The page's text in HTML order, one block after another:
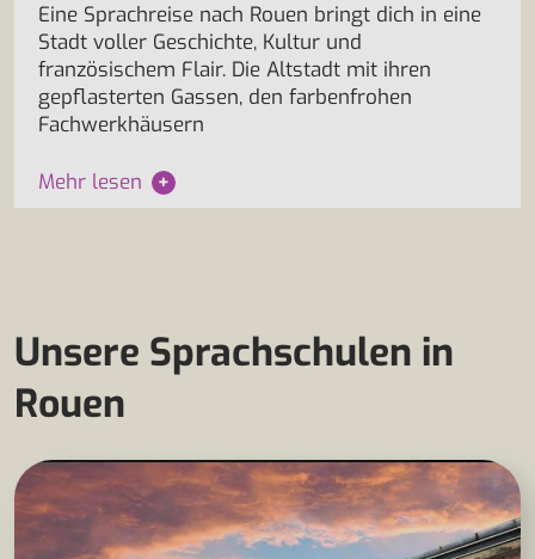
Eine Sprachreise nach Rouen bringt dich in eine
Stadt voller Geschichte, Kultur und
französischem Flair. Die Altstadt mit ihren
gepflasterten Gassen, den farbenfrohen
Fachwerkhäusern
Mehr lesen +
Unsere Sprachschulen in
Rouen